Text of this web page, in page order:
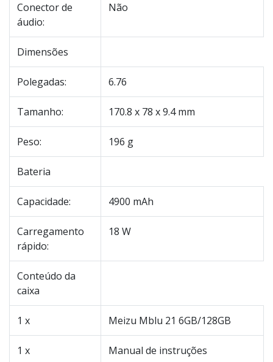
Conector de
áudio:
Não
Dimensões
Polegadas: 6.76
Tamanho: 170.8 x 78 x 9.4 mm
Peso: 196 g
Bateria
Capacidade: 4900 mAh
Carregamento
rápido:
18 W
Conteúdo da
caixa
1 x Meizu Mblu 21 6GB/128GB
1 x Manual de instruções